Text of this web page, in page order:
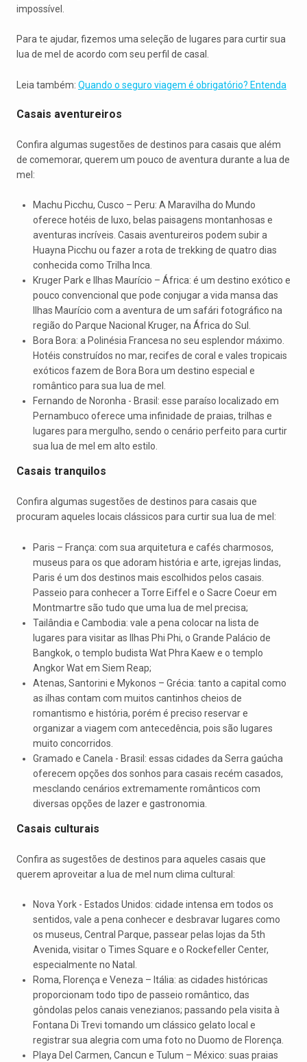
impossível.
Para te ajudar, fizemos uma seleção de lugares para curtir sua
lua de mel de acordo com seu perfil de casal.
Leia também: Quando o seguro viagem é obrigatório? Entenda
Casais aventureiros
Confira algumas sugestões de destinos para casais que além
de comemorar, querem um pouco de aventura durante a lua de
mel:
Machu Picchu, Cusco – Peru: A Maravilha do Mundo
oferece hotéis de luxo, belas paisagens montanhosas e
aventuras incríveis. Casais aventureiros podem subir a
Huayna Picchu ou fazer a rota de trekking de quatro dias
conhecida como Trilha Inca.
Kruger Park e Ilhas Maurício – África: é um destino exótico e
pouco convencional que pode conjugar a vida mansa das
Ilhas Maurício com a aventura de um safári fotográfico na
região do Parque Nacional Kruger, na África do Sul.
Bora Bora: a Polinésia Francesa no seu esplendor máximo.
Hotéis construídos no mar, recifes de coral e vales tropicais
exóticos fazem de Bora Bora um destino especial e
romântico para sua lua de mel.
Fernando de Noronha - Brasil: esse paraíso localizado em
Pernambuco oferece uma infinidade de praias, trilhas e
lugares para mergulho, sendo o cenário perfeito para curtir
sua lua de mel em alto estilo.
Casais tranquilos
Confira algumas sugestões de destinos para casais que
procuram aqueles locais clássicos para curtir sua lua de mel:
Paris – França: com sua arquitetura e cafés charmosos,
museus para os que adoram história e arte, igrejas lindas,
Paris é um dos destinos mais escolhidos pelos casais.
Passeio para conhecer a Torre Eiffel e o Sacre Coeur em
Montmartre são tudo que uma lua de mel precisa;
Tailândia e Cambodia: vale a pena colocar na lista de
lugares para visitar as Ilhas Phi Phi, o Grande Palácio de
Bangkok, o templo budista Wat Phra Kaew e o templo
Angkor Wat em Siem Reap;
Atenas, Santorini e Mykonos – Grécia: tanto a capital como
as ilhas contam com muitos cantinhos cheios de
romantismo e história, porém é preciso reservar e
organizar a viagem com antecedência, pois são lugares
muito concorridos.
Gramado e Canela - Brasil: essas cidades da Serra gaúcha
oferecem opções dos sonhos para casais recém casados,
mesclando cenários extremamente românticos com
diversas opções de lazer e gastronomia.
Casais culturais
Confira as sugestões de destinos para aqueles casais que
querem aproveitar a lua de mel num clima cultural:
Nova York - Estados Unidos: cidade intensa em todos os
sentidos, vale a pena conhecer e desbravar lugares como
os museus, Central Parque, passear pelas lojas da 5th
Avenida, visitar o Times Square e o Rockefeller Center,
especialmente no Natal.
Roma, Florença e Veneza – Itália: as cidades históricas
proporcionam todo tipo de passeio romântico, das
gôndolas pelos canais venezianos; passando pela visita à
Fontana Di Trevi tomando um clássico gelato local e
registrar sua alegria com uma foto no Duomo de Florença.
Playa Del Carmen, Cancun e Tulum – México: suas praias